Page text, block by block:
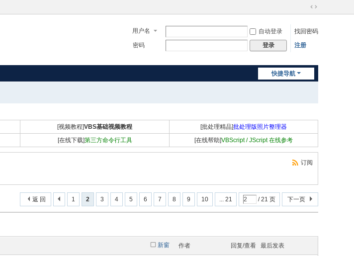
切
到
用户名 自动登录
找回密码
密码
登录 注册
快捷导航
[视频教程]VBS基础视频教程 [批处理精品]批处理版照片整理器
[在线下载]第三方命令行工具 [在线帮助]VBScript / JScript 在线参考
订阅
1 2 3 4 5 6 7 8 9 10 ... 21 / 21 页 下一页
返 回
新窗 作者 回复/查看 最后发表